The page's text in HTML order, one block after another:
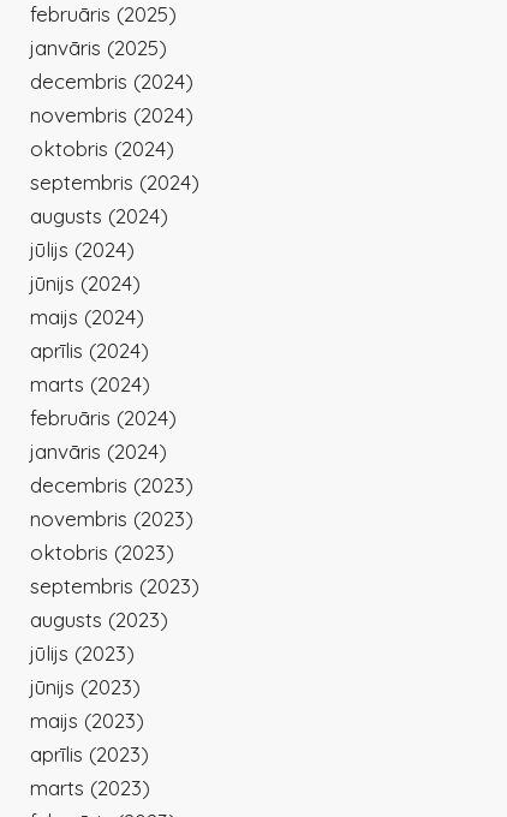
februāris (2025)
janvāris (2025)
decembris (2024)
novembris (2024)
oktobris (2024)
septembris (2024)
augusts (2024)
jūlijs (2024)
jūnijs (2024)
maijs (2024)
aprīlis (2024)
marts (2024)
februāris (2024)
janvāris (2024)
decembris (2023)
novembris (2023)
oktobris (2023)
septembris (2023)
augusts (2023)
jūlijs (2023)
jūnijs (2023)
maijs (2023)
aprīlis (2023)
marts (2023)